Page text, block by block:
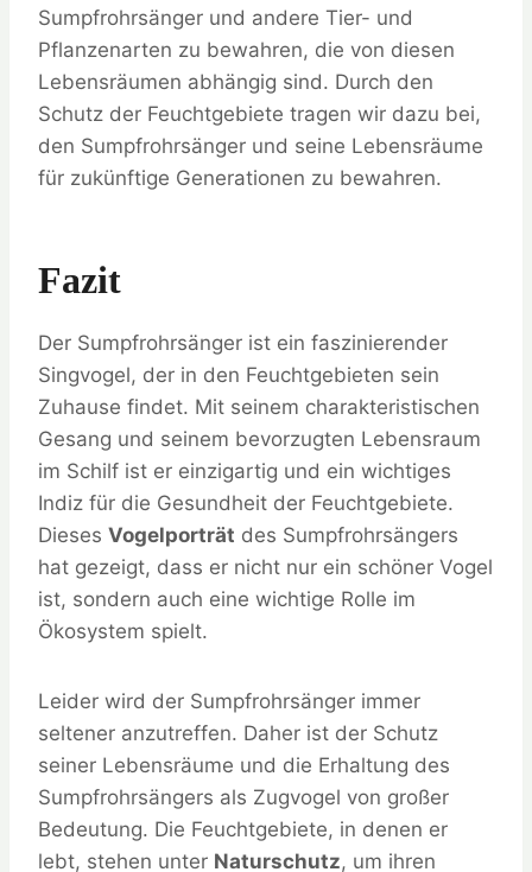
Sumpfrohrsänger und andere Tier- und
Pflanzenarten zu bewahren, die von diesen
Lebensräumen abhängig sind. Durch den
Schutz der Feuchtgebiete tragen wir dazu bei,
den Sumpfrohrsänger und seine Lebensräume
für zukünftige Generationen zu bewahren.
Fazit
Der Sumpfrohrsänger ist ein faszinierender
Singvogel, der in den Feuchtgebieten sein
Zuhause findet. Mit seinem charakteristischen
Gesang und seinem bevorzugten Lebensraum
im Schilf ist er einzigartig und ein wichtiges
Indiz für die Gesundheit der Feuchtgebiete.
Dieses Vogelporträt des Sumpfrohrsängers
hat gezeigt, dass er nicht nur ein schöner Vogel
ist, sondern auch eine wichtige Rolle im
Ökosystem spielt.
Leider wird der Sumpfrohrsänger immer
seltener anzutreffen. Daher ist der Schutz
seiner Lebensräume und die Erhaltung des
Sumpfrohrsängers als Zugvogel von großer
Bedeutung. Die Feuchtgebiete, in denen er
lebt, stehen unter Naturschutz, um ihren